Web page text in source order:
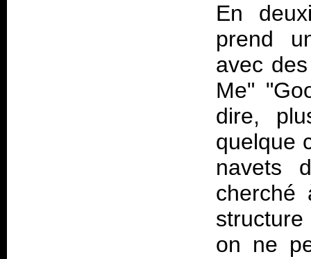
En
prend
avec
Me"
dire,
quelque
navets
cherché
on ne